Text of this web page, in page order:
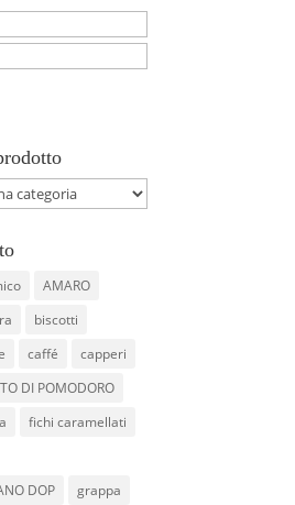
AMARO
biscotti
caffé
capperi
DI POMODORO
fichi caramellati
DOP
grappa